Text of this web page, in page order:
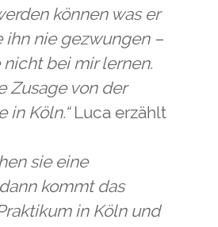
können was er
ihn nie gezwungen –
bei mir lernen.
Zusage von der
in Köln.“ Luca erzählt
sie eine
kommt das
in Köln und